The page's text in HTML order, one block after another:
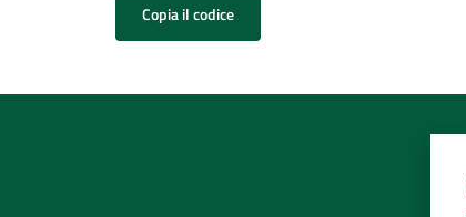
Copia il codice